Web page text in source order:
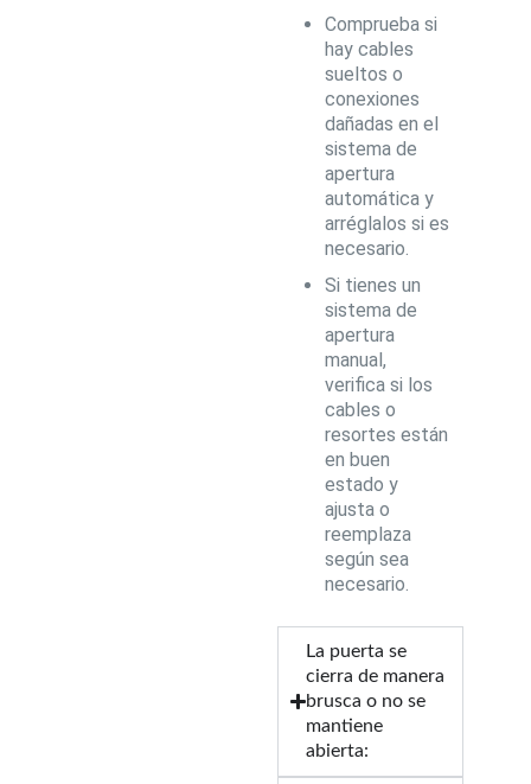
Comprueba si
hay cables
sueltos o
conexiones
dañadas en el
sistema de
apertura
automática y
arréglalos si es
necesario.
Si tienes un
sistema de
apertura
manual,
verifica si los
cables o
resortes están
en buen
estado y
ajusta o
reemplaza
según sea
necesario.
La puerta se
cierra de manera
brusca o no se
mantiene
abierta: